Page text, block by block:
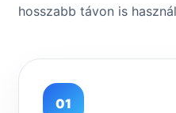
hosszabb távon is
01